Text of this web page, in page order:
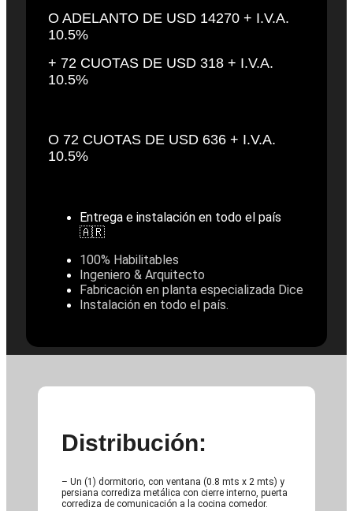
O ADELANTO DE USD 14270 + I.V.A.
10.5%
+ 72 CUOTAS DE USD 318 + I.V.A.
10.5%
O 72 CUOTAS DE USD 636 + I.V.A.
10.5%
Entrega e instalación en todo el país
🇦🇷
100% Habilitables
Ingeniero & Arquitecto
Fabricación en planta especializada Dice
Instalación en todo el país.
Distribución:
– Un (1) dormitorio, con ventana (0.8 mts x 2 mts) y
persiana corrediza metálica con cierre interno, puerta
corrediza de comunicación a la cocina comedor.